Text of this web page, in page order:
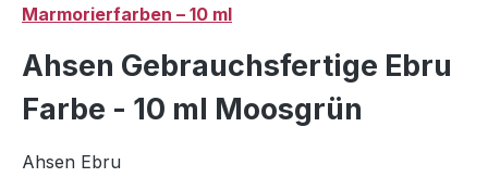
Marmorierfarben – 10 ml
Ahsen Gebrauchsfertige Ebru
Farbe - 10 ml Moosgrün
Ahsen Ebru